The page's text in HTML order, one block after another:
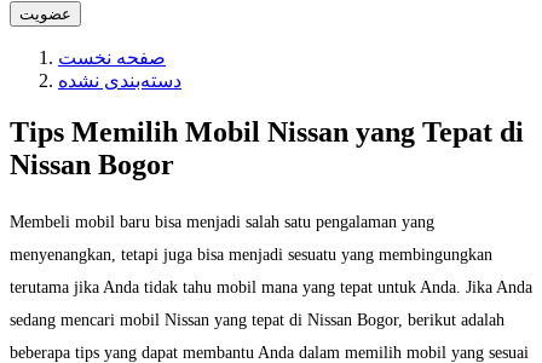
صفحه نخست
دسته‌بندی نشده
Tips Memilih Mobil Nissan yang Tepat di
Nissan Bogor
Membeli mobil baru bisa menjadi salah satu pengalaman yang
menyenangkan, tetapi juga bisa menjadi sesuatu yang membingungkan
terutama jika Anda tidak tahu mobil mana yang tepat untuk Anda. Jika Anda
sedang mencari mobil Nissan yang tepat di Nissan Bogor, berikut adalah
beberapa tips yang dapat membantu Anda dalam memilih mobil yang sesuai